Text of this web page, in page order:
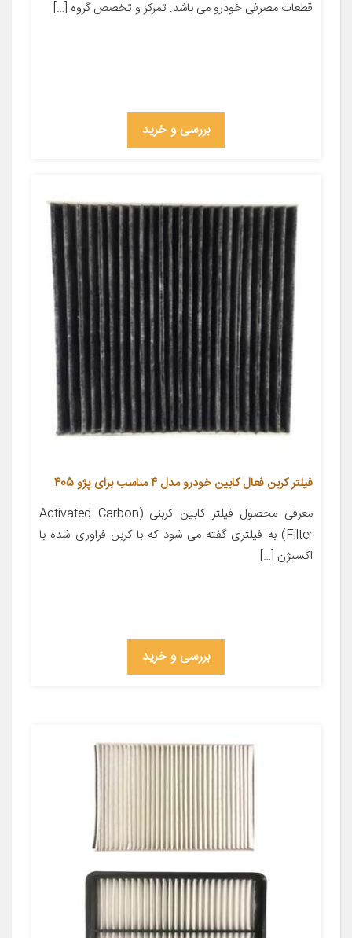
قطعات مصرفی خودرو می باشد. تمرکز و تخصص گروه […]
بررسی و خرید
فیلتر کربن فعال کابین خودرو مدل 4 مناسب برای پژو 405
معرفی محصول فیلتر کابین کربنی (Activated Carbon
Filter) به فیلتری گفته می شود که با کربن فراوری شده با
اکسیژن […]
بررسی و خرید